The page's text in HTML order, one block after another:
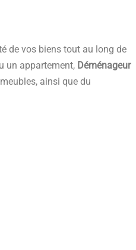
de vos biens tout au long de
un appartement, Déménageur
ainsi que du